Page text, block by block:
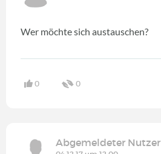
Wer möchte sich austauschen?
0 0
Abgemeldeter Nutzer